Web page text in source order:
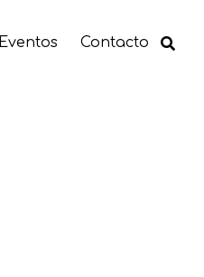
Eventos Contacto